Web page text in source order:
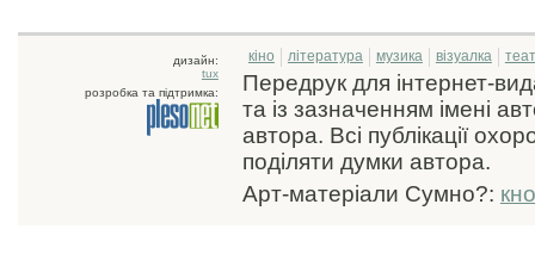
дизайн:
tux
розробка та підтримка:
кіно література музика візуалка
Передрук для інтернет-
та із зазначенням імені
автора. Всі публікації
поділяти думки автора.
Арт-матеріали Сумно?: